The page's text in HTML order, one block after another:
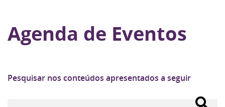
Agenda de Eventos
Pesquisar nos conteúdos apresentados a seguir